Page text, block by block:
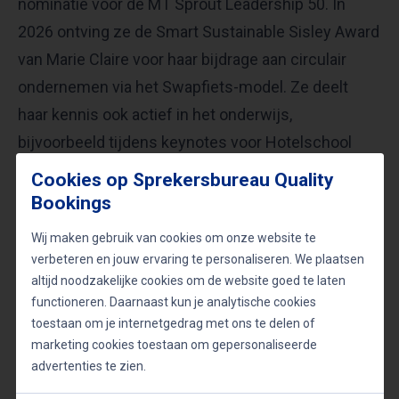
nominatie voor de MT Sprout Leadership 50. In
2026 ontving ze de Smart Sustainable Sisley Award
van Marie Claire voor haar bijdrage aan circulair
ondernemen via het Swapfiets-model. Ze deelt
haar kennis ook actief in het onderwijs,
bijvoorbeeld tijdens keynotes voor Hotelschool
The Hague, waar ze 250 afstuderende studenten
inspireerde over leiderschap zonder titel,
naar waarden. Haar ervaring maakt haar
sprekersprofielen zowel geloofwaardig als
praktisch relevant.
Suzanne als dagvoorzitter
Cookies op Sprekersbureau Quality
Bookings
Wij maken gebruik van cookies om onze website te
verbeteren en jouw ervaring te personaliseren. We plaatsen
altijd noodzakelijke cookies om de website goed te laten
functioneren. Daarnaast kun je analytische cookies
toestaan om je internetgedrag met ons te delen of
marketing cookies toestaan om gepersonaliseerde
advertenties te zien.